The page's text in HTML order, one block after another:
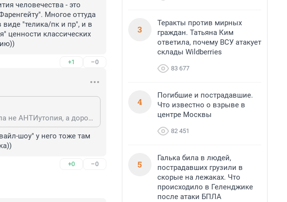
человечества - это
Многое оттуда
"телика/пк и пр", и в
ценности классических
+1 –0
Я до сих пор не могу избавиться от чувства, что это была не АНТИутопия, а дорожная карта.
шоу" у него тоже там
+0 –0
3
Теракты против мирных
граждан. Татьяна Ким
ответила, почему ВСУ атакует
склады Wildberries
83 677
4
Погибшие и пострадавшие.
Что известно о взрыве в
центре Москвы
82 451
5
Галька била в людей,
пострадавших грузили в
скорые на лежаках. Что
происходило в Геленджике
после атаки БПЛА